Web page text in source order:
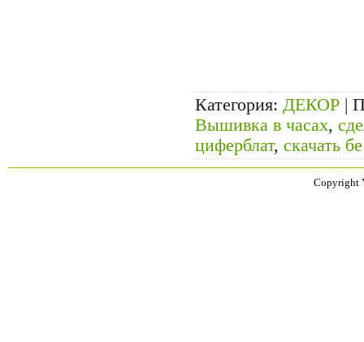
Категория: ДЕКОР |
Вышивка в часах,
циферблат, скачать
Copyright